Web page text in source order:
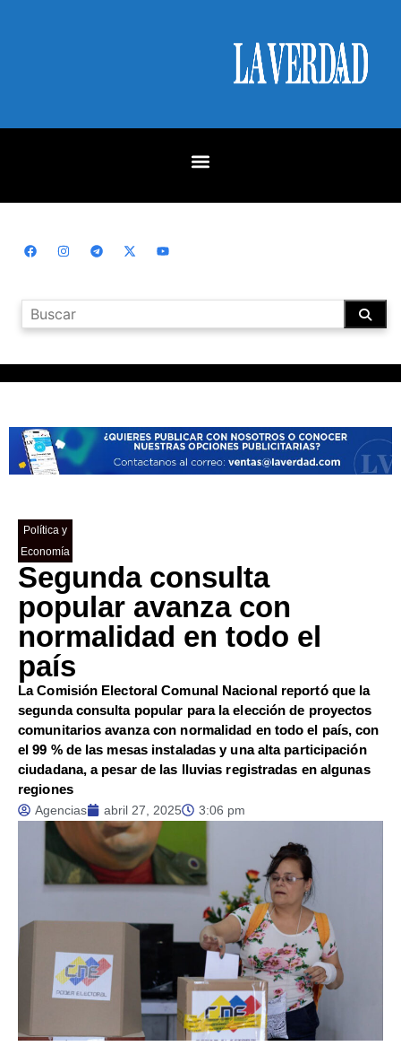
Política y
Economía
Segunda consulta
popular avanza con
normalidad en todo el
país
La Comisión Electoral Comunal Nacional reportó que la
segunda consulta popular para la elección de proyectos
comunitarios avanza con normalidad en todo el país, con
el 99 % de las mesas instaladas y una alta participación
ciudadana, a pesar de las lluvias registradas en algunas
regiones
Agencias abril 27, 2025 3:06 pm